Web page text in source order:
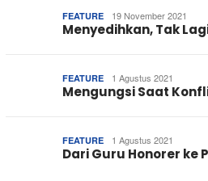
FEATURE 19 November 2021
Menyedihkan, Tak
FEATURE 1 Agustus 2021
Mengungsi Saat
FEATURE 1 Agustus 2021
Dari Guru Honorer ke